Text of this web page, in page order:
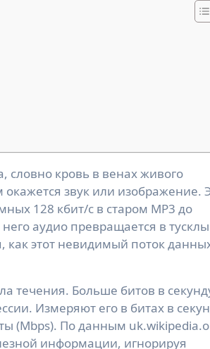
звук или изображение.
128 кбит/с в старом MP3 до
аудио превращается в
этот невидимый поток
течения. Больше битов в
Измеряют его в битах в
(Mbps). По данным
информации, игнорируя